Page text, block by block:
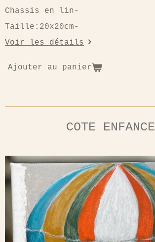
Chassis en lin-
Taille:20x20cm-
Voir les détails
Ajouter au panier
COTE ENFANCE